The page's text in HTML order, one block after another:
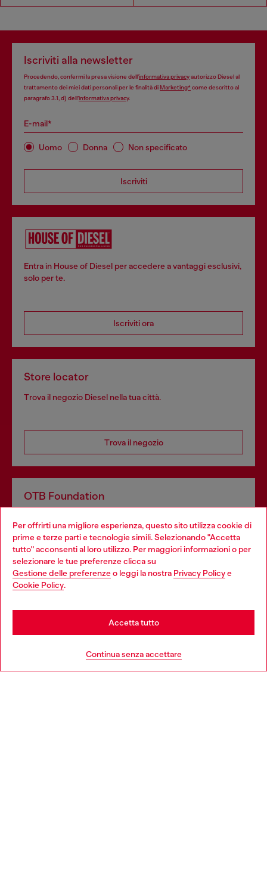
Per offrirti una migliore esperienza, questo sito utilizza cookie di
prime e terze parti e tecnologie simili. Selezionando "Accetta
tutto" acconsenti al loro utilizzo. Per maggiori informazioni o per
selezionare le tue preferenze clicca su
Gestione delle preferenzeo leggi la nostra Privacy Policye
Cookie Policy.
Continua senza accettare
Accetta tutto
Iscriviti alla newsletter
Procedendo, confermi la presa visione dell’informativa privacyautorizzo Diesel al
trattamento dei miei dati personali per le finalità diMarketing*come descritto al
paragrafo 3.1, d) dell’informativa privacy.
E-mail*
Uomo Donna Non specificato
Iscriviti
Entra in House of Diesel per accedere a vantaggi esclusivi,
solo per te.
Iscriviti ora
Store locator
Trova il negozio Diesel nella tua città.
Trova il negozio
OTB Foundation
profit del gruppo OTB che sostiene progetti concreti per
giovani, donne, inclusione ed emergenze in tutto il mondo.
Choose your location
You are currently browsing Italia website, but it seems you may
be based in United States